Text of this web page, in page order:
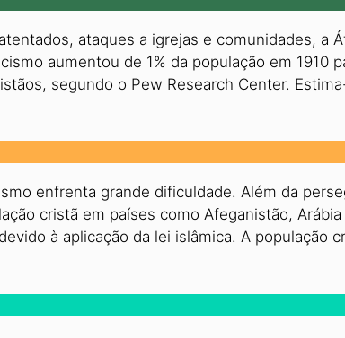
ataques a igrejas e comunidades, a
aumentou de 1% da população em 1910
segundo o Pew Research Center.
enfrenta grande dificuldade. Além da
cristã em países como Afeganistão,
à aplicação da lei islâmica. A população